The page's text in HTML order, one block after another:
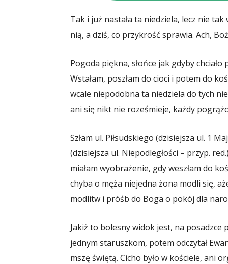
Tak i już nastała ta niedziela, lecz nie
nią, a dziś, co przykrość sprawia. Ach,
Pogoda piękna, słońce jak gdyby
Wstałam, poszłam do cioci i potem do
wcale niepodobna ta niedziela do tych
ani się nikt nie roześmieje, każdy
Szłam ul. Piłsudskiego (dzisiejsza ul. 1
(dzisiejsza ul. Niepodległości – przyp.
miałam wyobrażenie, gdy weszłam do
chyba o męża niejedna żona modli się,
modlitw i próśb do Boga o pokój dla
Jakiż to bolesny widok jest, na posadzce
jednym staruszkom, potem odczytał
mszę świętą. Cicho było w kościele, ani